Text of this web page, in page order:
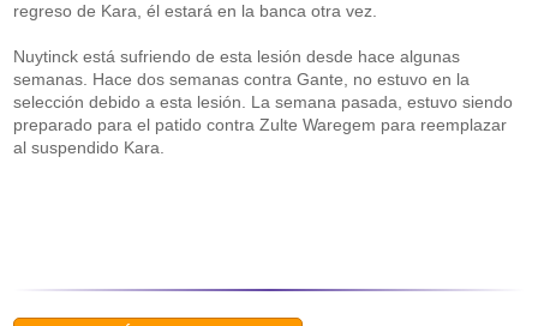
regreso de Kara, él estará en la banca otra vez.
Nuytinck está sufriendo de esta lesión desde hace algunas
semanas. Hace dos semanas contra Gante, no estuvo en la
selección debido a esta lesión. La semana pasada, estuvo siendo
preparado para el patido contra Zulte Waregem para reemplazar
al suspendido Kara.